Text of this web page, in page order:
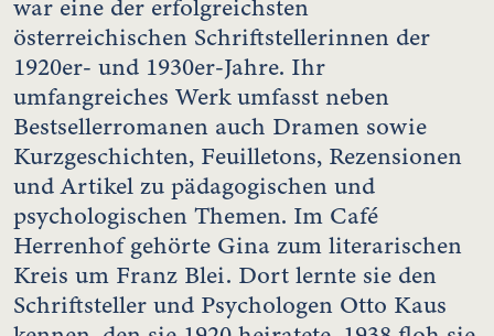
war eine der erfolgreichsten
österreichischen Schriftstellerinnen der
1920er- und 1930er-Jahre. Ihr
umfangreiches Werk umfasst neben
Bestsellerromanen auch Dramen sowie
Kurzgeschichten, Feuilletons, Rezensionen
und Artikel zu pädagogischen und
psychologischen Themen. Im Café
Herrenhof gehörte Gina zum literarischen
Kreis um Franz Blei. Dort lernte sie den
Schriftsteller und Psychologen Otto Kaus